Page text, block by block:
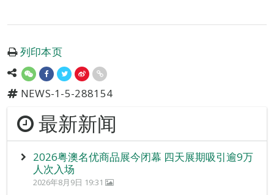
列印本页
NEWS-1-5-288154
最新新闻
2026粤澳名优商品展今闭幕 四天展期吸引逾9万
人次入场
2026年8月9日 19:31